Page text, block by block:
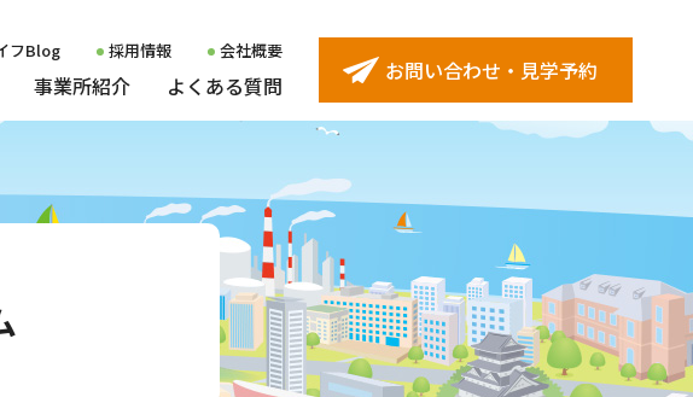
フBlog 採用情報 会社概要
着支援 精神障害者の雇用事例
身体障害者の雇用事例
例
事業所紹介
薬院センター 西新センター
黒崎センター
下関センター
よくある質問
お問い合わせ・見学予約